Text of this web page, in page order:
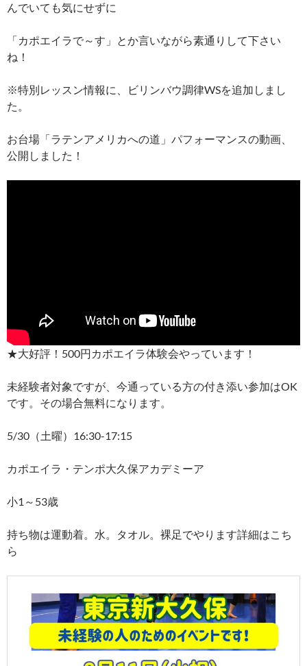
んでいても気にせずに
「カポエイラで～す」とか言いながら素通りして下さい
ね！
※特別レッスン情報に、ビリンバウ調律WSを追加しまし
た。
お台場「ラテンアメリカへの道」パフォーマンスの動画、
公開しました！
★大好評！500円カポエイラ体験会やっています！
未経験者対象ですが、今通っている方の付き添い参加はOK
です。その場合無料になります。
5/30（土曜）16:30-17:15
カポエイラ・テンポ大久保アカデミーア
小1～53歳
持ち物は運動着。水。タオル。裸足でやります詳細はこち
ら